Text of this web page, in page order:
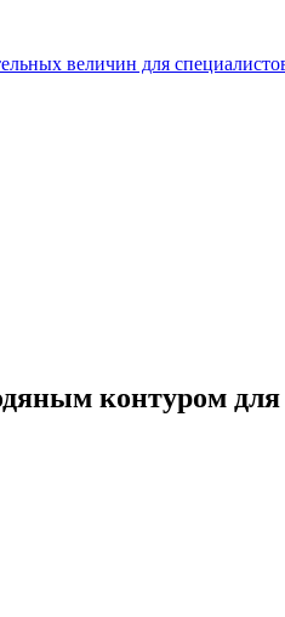
величин для
контуром для